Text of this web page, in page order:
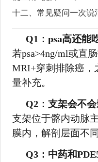
十二、常见疑问一次说
Q1：psa高还能
若psa>4ng/ml或直
MRI+穿刺排除癌，
量补充。
Q2：支架会不
支架位于髂内动脉
膜内，解剖层面不
Q3：中药和